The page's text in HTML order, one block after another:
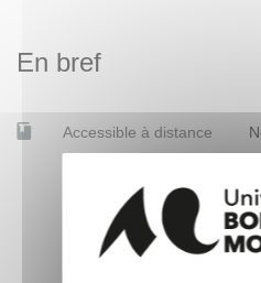
En bref
Accessible à distance